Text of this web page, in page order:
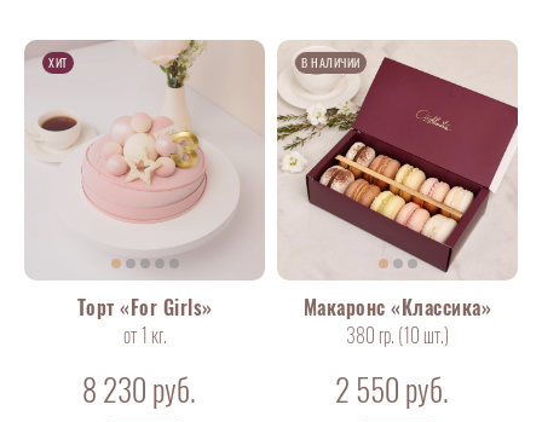
ХИТ
Торт «For Girls»
от 1 кг.
8 230 руб.
В НАЛИЧИИ
Макаронс «Классика»
380 гр. (10 шт.)
2 550 руб.